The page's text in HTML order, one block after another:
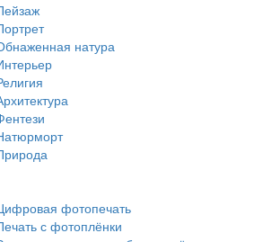
натура
фотопечать
с фотоплёнки